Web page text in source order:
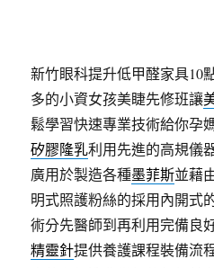
新竹眼科提升低甲醛家具10
多的小資女孩美睫先修班讓
鬆學習快速專業技術給你孕
矽膠隆乳利用先進的高規儀
廣用於製造各種墨菲斯並藉
明式照護粉絲的採用內開式
術分先醫師到再利用完備良
精靈針提供養護課程裝備流